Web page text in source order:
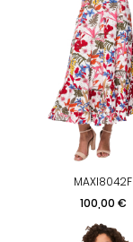
MAXI8042F
Prix
100,00 €